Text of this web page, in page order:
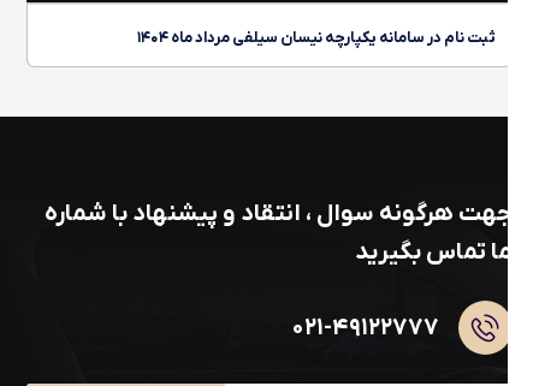
ثبت نام در سامانه یکپارچه نیسان سیلفی مرداد ماه ۱۴۰۴
جهت هرگونه سوال ، انتقاد و پیشنهاد با شماره
ما تماس بگیرید
۰۲۱-۴۹۱۲۲۷۷۷